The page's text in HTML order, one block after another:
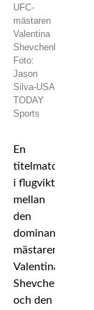
UFC-
mästaren
Valentina
Shevchenko.
Foto:
Jason
Silva-USA
TODAY
Sports
En
titelmatch
i flugvikt
mellan
den
dominanta
mästaren
Valentina
Shevchenko
och den